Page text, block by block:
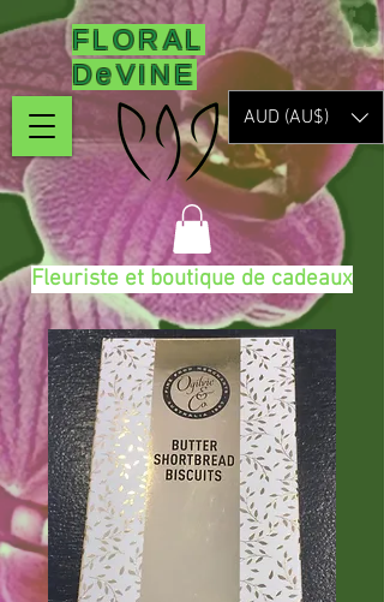
FLORAL
DeVINE
AUD (AU$)
Fleuriste et boutique de cadeaux